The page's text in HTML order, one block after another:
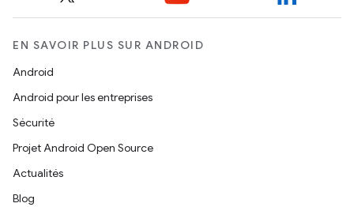
EN SAVOIR PLUS SUR ANDROID
Android
Android pour les entreprises
Sécurité
Projet Android Open Source
Actualités
Blog